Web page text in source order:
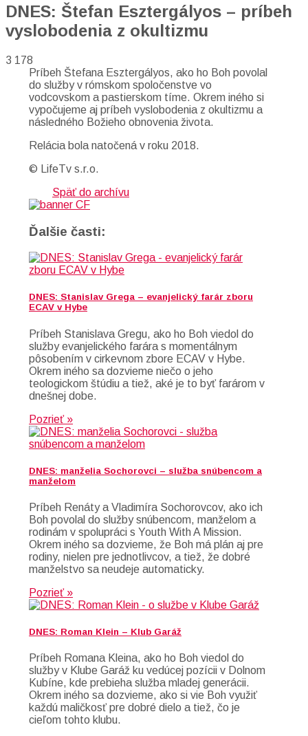
DNES: Štefan Esztergályos – príbeh
vyslobodenia z okultizmu
3 178
Príbeh Štefana Esztergályos, ako ho Boh povolal
do služby v rómskom spoločenstve vo
vodcovskom a pastierskom tíme. Okrem iného si
vypočujeme aj príbeh vyslobodenia z okultizmu a
následného Božieho obnovenia života.
Relácia bola natočená v roku 2018.
© LifeTv s.r.o.
Späť do archívu
Ďalšie časti:
DNES: Stanislav Grega – evanjelický farár zboru
ECAV v Hybe
Príbeh Stanislava Gregu, ako ho Boh viedol do
služby evanjelického farára s momentálnym
pôsobením v cirkevnom zbore ECAV v Hybe.
Okrem iného sa dozvieme niečo o jeho
teologickom štúdiu a tiež, aké je to byť farárom v
dnešnej dobe.
Pozrieť »
DNES: manželia Sochorovci – služba snúbencom a
manželom
Príbeh Renáty a Vladimíra Sochorovcov, ako ich
Boh povolal do služby snúbencom, manželom a
rodinám v spolupráci s Youth With A Mission.
Okrem iného sa dozvieme, že Boh má plán aj pre
rodiny, nielen pre jednotlivcov, a tiež, že dobré
manželstvo sa neudeje automaticky.
Pozrieť »
DNES: Roman Klein – Klub Garáž
Príbeh Romana Kleina, ako ho Boh viedol do
služby v Klube Garáž ku vedúcej pozícii v Dolnom
Kubíne, kde prebieha služba mladej generácii.
Okrem iného sa dozvieme, ako si vie Boh využiť
každú maličkosť pre dobré dielo a tiež, čo je
cieľom tohto klubu.